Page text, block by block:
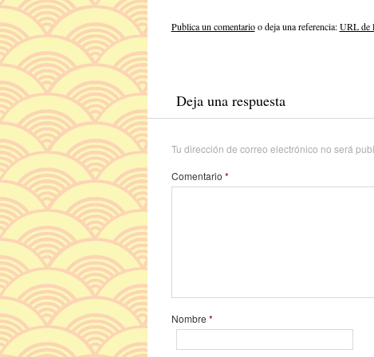
Publica un comentarioo deja una referencia:URL de
Deja una respuesta
Tu dirección de correo electrónico no será
Comentario *
Nombre *